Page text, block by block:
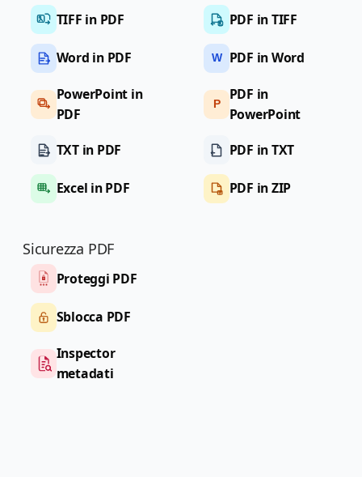
TIFF in PDF
Word in PDF
PowerPoint in
PDF
TXT in PDF
Excel in PDF
PDF in TIFF
W PDF in Word
P
PDF in
PowerPoint
PDF in TXT
PDF in ZIP
Sicurezza PDF
Proteggi PDF
Sblocca PDF
Inspector
metadati